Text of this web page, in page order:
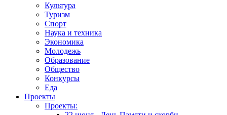
Культура
Туризм
Спорт
Наука и техника
Экономика
Молодежь
Образование
Общество
Конкурсы
Еда
Проекты
Проекты: